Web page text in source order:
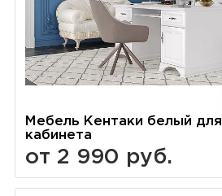
Мебель Кентаки белый для
кабинета
от 2 990 руб.